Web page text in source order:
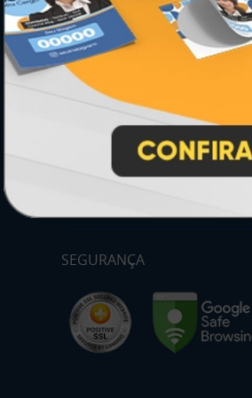
* Pagamento com cartão de crédito terá valor
** Pagamentos a prazo poderão ter acréscimo.
*** Nota fiscal sujeita a emissão de acordo com
serviço, conforme legislação pertinente.
SEGURANÇA